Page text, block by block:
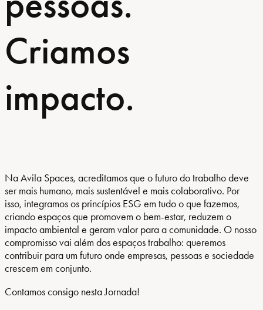
Criamos
impacto.
Na Avila Spaces, acreditamos que o futuro do trabalho deve
ser mais humano, mais sustentável e mais colaborativo. Por
isso, integramos os princípios ESG em tudo o que fazemos,
criando espaços que promovem o bem-estar, reduzem o
impacto ambiental e geram valor para a comunidade. O nosso
compromisso vai além dos espaços trabalho: queremos
contribuir para um futuro onde empresas, pessoas e sociedade
crescem em conjunto.
Contamos consigo nesta Jornada!